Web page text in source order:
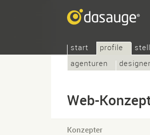
start
profile
agenturen
designer
Web-
Konzepter